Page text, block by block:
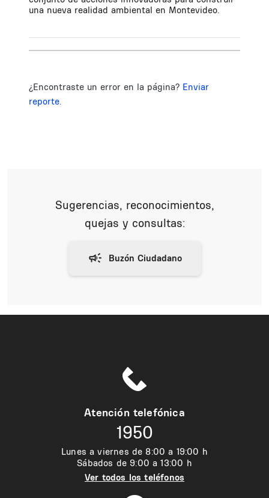
una nueva realidad ambiental en Montevideo.
¿Encontraste un error en la página? Enviar
reporte.
Sugerencias, reconocimientos,
quejas y consultas:
Atención telefónica
1950
Lunes a viernes de 8:00 a 19:00 h
Sábados de 9:00 a 13:00 h
Ver todos los teléfonos